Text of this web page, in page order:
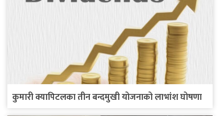
कुमारी क्यापिटलका तीन बन्दमुखी योजनाको लाभांश घोषणा